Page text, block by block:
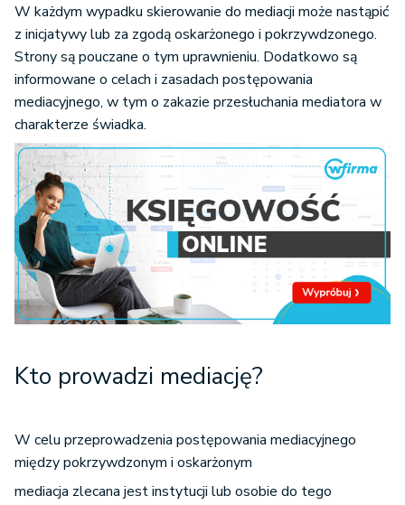
W każdym wypadku skierowanie do mediacji może nastąpić
z inicjatywy lub za zgodą oskarżonego i pokrzywdzonego.
Strony są pouczane o tym uprawnieniu. Dodatkowo są
informowane o celach i zasadach postępowania
mediacyjnego, w tym o zakazie przesłuchania mediatora w
charakterze świadka.
Kto prowadzi mediację?
W celu przeprowadzenia postępowania mediacyjnego
między pokrzywdzonym i oskarżonym
mediacja zlecana jest instytucji lub osobie do tego